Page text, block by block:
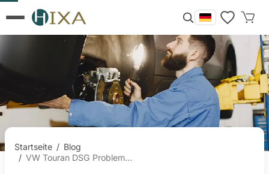
Startseite / Blog
/
VW Touran DSG Probleme: Ursachen, Symptome und Reparatur